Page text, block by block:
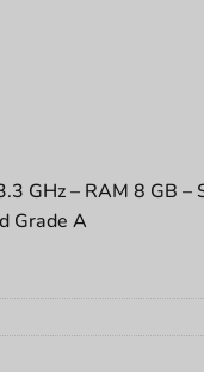
GHz – RAM 8 GB –
Grade A